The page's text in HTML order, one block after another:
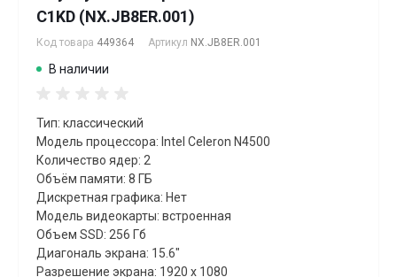
C1KD (NX.JB8ER.001)
Код товара 449364 Артикул NX.JB8ER.001
В наличии
Тип: классический
Модель процессора: Intel Celeron N4500
Количество ядер: 2
Объём памяти: 8 ГБ
Дискретная графика: Нет
Модель видеокарты: встроенная
Объем SSD: 256 Гб
Диагональ экрана: 15.6"
Разрешение экрана: 1920 x 1080